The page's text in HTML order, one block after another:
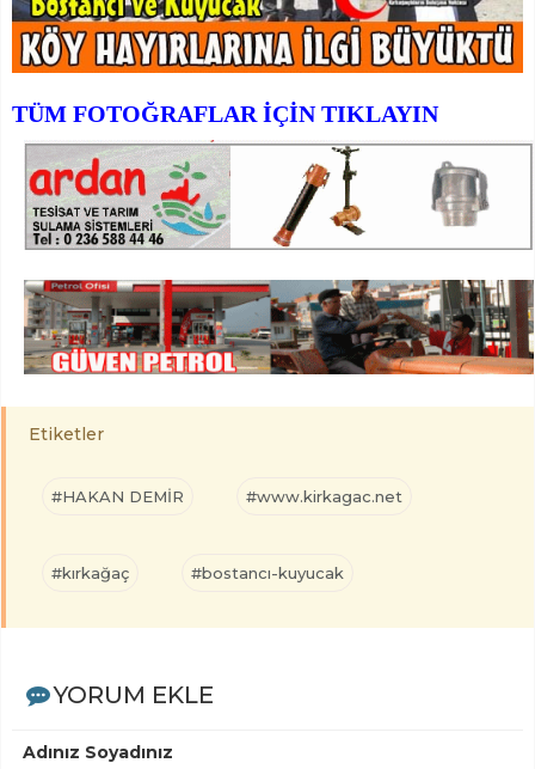
TÜM FOTOĞRAFLAR İÇİN TIKLAYIN
Etiketler
#HAKAN DEMİR #www.kirkagac.net
#kırkağaç #bostancı-kuyucak
YORUM EKLE
Adınız Soyadınız